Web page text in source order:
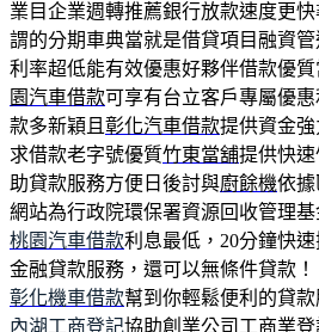
業目企業週轉推薦銀行放款速度更
謂的分期車典當就是借貸項目融資
利率超低能有效優惠好夥伴借款優
園汽車借款可享有台立客戶專屬優
款多新穎且 彰化汽車借款提供資金
求借款老字號優質竹東當舖提供快
助貸款服務方便日後討與廚餘機依
網站為行政院環保署資源回收管理基
桃園汽車借款利息最低，20分鐘快
金融貸款服務，還可以無條件貸款！
彰化機車借款幫到你輕鬆便利的貸
內湖工商登記協助創業公司工商業